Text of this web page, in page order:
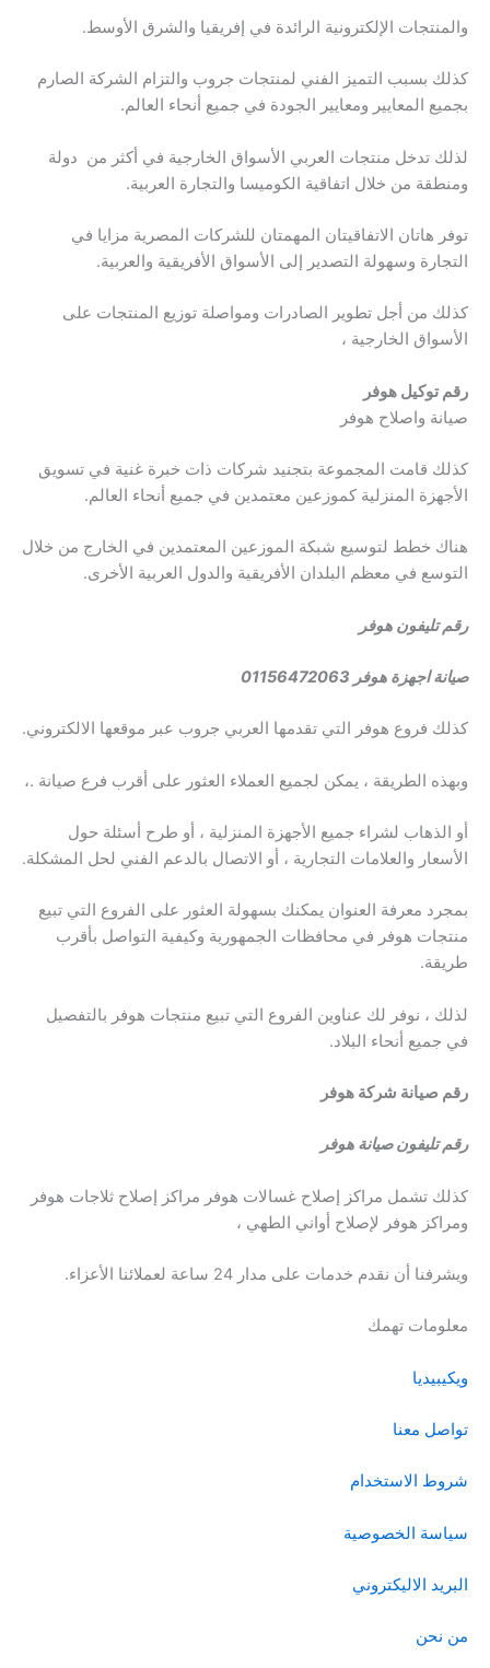
والمنتجات الإلكترونية الرائدة في إفريقيا والشرق الأوسط.
كذلك بسبب التميز الفني لمنتجات جروب والتزام الشركة الصارم
بجميع المعايير ومعايير الجودة في جميع أنحاء العالم.
لذلك تدخل منتجات العربي الأسواق الخارجية في أكثر من دولة
ومنطقة من خلال اتفاقية الكوميسا والتجارة العربية.
توفر هاتان الاتفاقيتان المهمتان للشركات المصرية مزايا في
التجارة وسهولة التصدير إلى الأسواق الأفريقية والعربية.
كذلك من أجل تطوير الصادرات ومواصلة توزيع المنتجات على
الأسواق الخارجية ،
رقم توكيل هوفر
صيانة واصلاح هوفر
كذلك قامت المجموعة بتجنيد شركات ذات خبرة غنية في تسويق
الأجهزة المنزلية كموزعين معتمدين في جميع أنحاء العالم.
هناك خطط لتوسيع شبكة الموزعين المعتمدين في الخارج من خلال
التوسع في معظم البلدان الأفريقية والدول العربية الأخرى.
رقم تليفون هوفر
صيانة اجهزة هوفر 01156472063
كذلك فروع هوفر التي تقدمها العربي جروب عبر موقعها الالكتروني.
وبهذه الطريقة ، يمكن لجميع العملاء العثور على أقرب فرع صيانة .،
أو الذهاب لشراء جميع الأجهزة المنزلية ، أو طرح أسئلة حول
الأسعار والعلامات التجارية ، أو الاتصال بالدعم الفني لحل المشكلة.
بمجرد معرفة العنوان يمكنك بسهولة العثور على الفروع التي تبيع
منتجات هوفر في محافظات الجمهورية وكيفية التواصل بأقرب
طريقة.
لذلك ، نوفر لك عناوين الفروع التي تبيع منتجات هوفر بالتفصيل
في جميع أنحاء البلاد.
رقم صيانة شركة هوفر
رقم تليفون صيانة هوفر
كذلك تشمل مراكز إصلاح غسالات هوفر مراكز إصلاح ثلاجات هوفر
ومراكز هوفر لإصلاح أواني الطهي ،
ويشرفنا أن نقدم خدمات على مدار 24 ساعة لعملائنا الأعزاء.
معلومات تهمك
ويكيبيديا
تواصل معنا
شروط الاستخدام
سياسة الخصوصية
البريد الاليكتروني
من نحن